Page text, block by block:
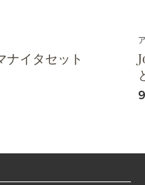
ナイタセット